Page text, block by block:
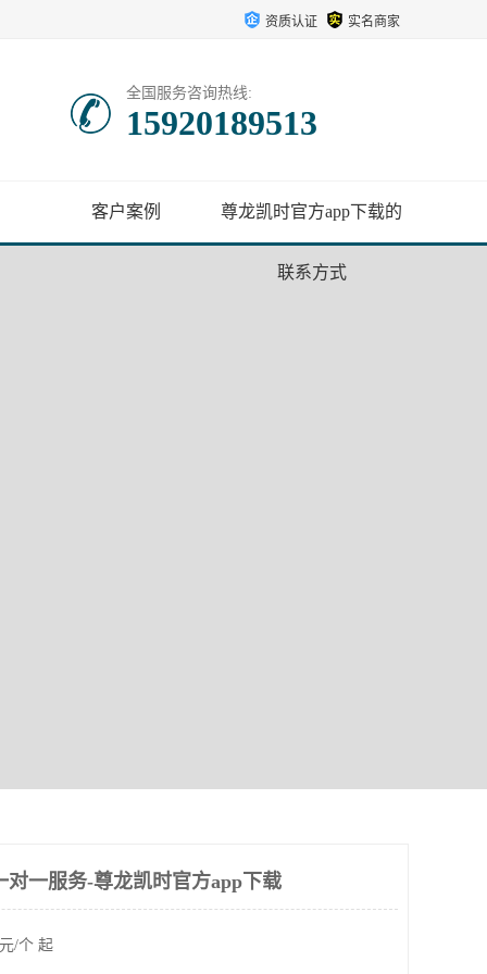
资质认证 实名商家
全国服务咨询热线:
15920189513
客户案例 尊龙凯时官方app下载的
联系方式
对一服务-尊龙凯时官方app下载
元/个 起